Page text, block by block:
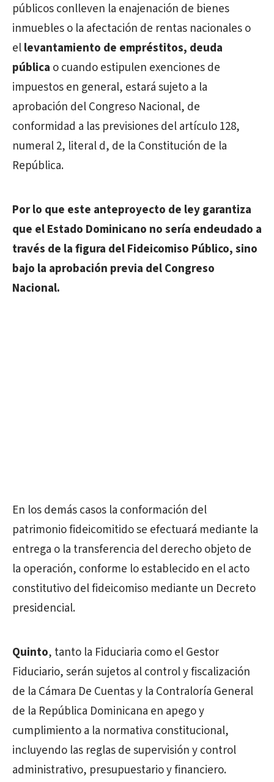
públicos conlleven la enajenación de bienes
inmuebles o la afectación de rentas nacionales o
ellevantamiento de empréstitos, deuda
pública o cuando estipulen exenciones de
impuestos en general, estará sujeto a la
aprobación del Congreso Nacional, de
conformidad a las previsiones del artículo 128,
numeral 2, literal d, de la Constitución de la
República.
Por lo que este anteproyecto de ley garantiza
que el Estado Dominicano no sería endeudado a
través de la figura del Fideicomiso Público, sino
bajo la aprobación previa del Congreso
Nacional.
En los demás casos la conformación del
patrimonio fideicomitido se efectuará mediante la
entrega o la transferencia del derecho objeto de
la operación, conforme lo establecido en el acto
constitutivo del fideicomiso mediante un Decreto
presidencial.
Quinto, tanto la Fiduciaria como el Gestor
Fiduciario, serán sujetos al control y fiscalización
de la Cámara De Cuentas y la Contraloría General
de la República Dominicana en apego y
cumplimiento a la normativa constitucional,
incluyendo las reglas de supervisión y control
administrativo, presupuestario y financiero.